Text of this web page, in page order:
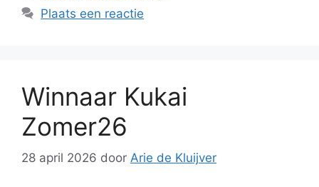
Plaats een reactie
Winnaar Kukai
Zomer26
28 april 2026 door Arie de Kluijver